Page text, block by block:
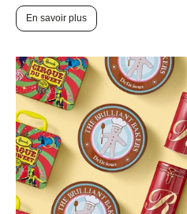
En savoir plus